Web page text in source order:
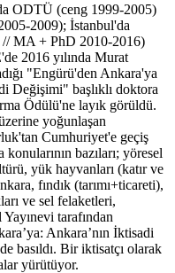
ODTÜ (ceng 1999-2005)
2009); İstanbul'da
MA + PhD 2010-2016)
2016 yılında Murat
"Engürü'den Ankara'ya
Değişimi" başlıklı doktora
Ödülü'ne layık görüldü.
yoğunlaşan
Cumhuriyet'e geçiş
bazıları; yöresel
yük hayvanları (katır ve
fındık (tarımı+ticareti),
ve sel felaketleri,
tarafından
Ankara’nın İktisadi
basıldı. Bir iktisatçı olarak
yürütüyor.